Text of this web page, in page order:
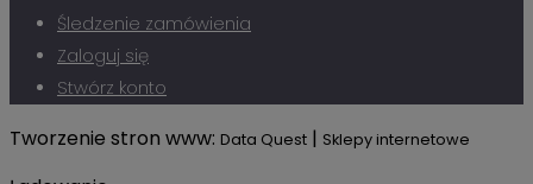
Śledzenie zamówienia
Zaloguj się
Stwórz konto
Tworzenie stron www: Data Quest | Sklepy internetowe